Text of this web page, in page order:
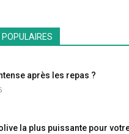
après les repas ?
la plus puissante pour